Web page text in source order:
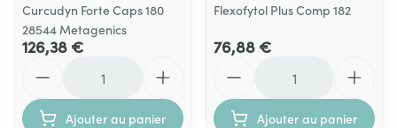
Curcudyn Forte Caps 180
28544 Metagenics
126,38 €
Ajouter au panier
Flexofytol Plus Comp 182
76,88 €
Ajouter au panier